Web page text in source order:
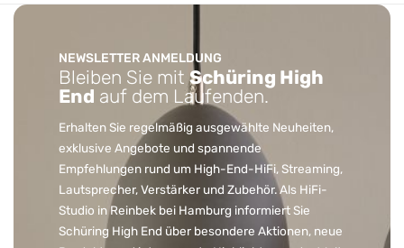
NEWSLETTER ANMELDUNG
Bleiben Sie mitSchüring High
End auf dem Laufenden.
Erhalten Sie regelmäßig ausgewählte Neuheiten,
exklusive Angebote und spannende
Empfehlungen rund um High-End-HiFi, Streaming,
Lautsprecher, Verstärker und Zubehör. Als HiFi-
Studio in Reinbek bei Hamburg informiert Sie
Schüring High End über besondere Aktionen, neue